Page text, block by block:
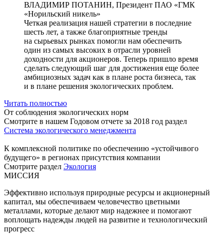
ВЛАДИМИР ПОТАНИН, Президент ПАО «ГМК
«Норильский никель»
Четкая реализация нашей стратегии в последние
шесть лет, а также благоприятные тренды
на сырьевых рынках помогли нам обеспечить
один из самых высоких в отрасли уровней
доходности для акционеров. Теперь пришло время
сделать следующий шаг для достижения еще более
амбициозных задач как в плане роста бизнеса, так
и в плане решения экологических проблем.
Читать полностью
От соблюдения экологических норм
Смотрите в нашем Годовом отчете за 2018 год раздел
Система экологического менеджмента
К комплексной политике по обеспечению «устойчивого
будущего» в регионах присутствия компании
Смотрите раздел Экология
МИССИЯ
Эффективно используя природные ресурсы и акционерный
капитал, мы обеспечиваем человечество цветными
металлами, которые делают мир надежнее и помогают
воплощать надежды людей на развитие и технологический
прогресс